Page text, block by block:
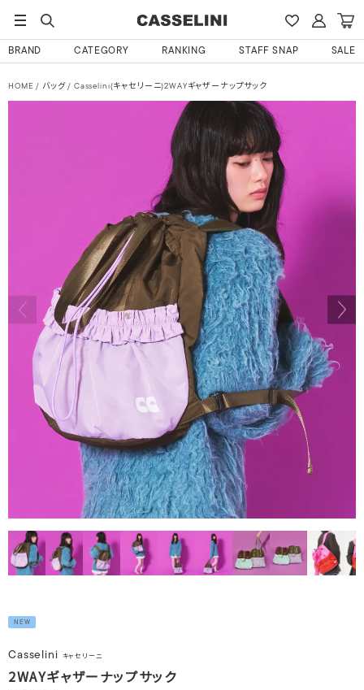
BRAND CATEGORY RANKING STAFF SNAP SALE
HOME バッグ Casselini(キャセリーニ)2WAYギャザーナップサック
NEW
Casselini キャセリーニ
2WAYギャザーナップサック